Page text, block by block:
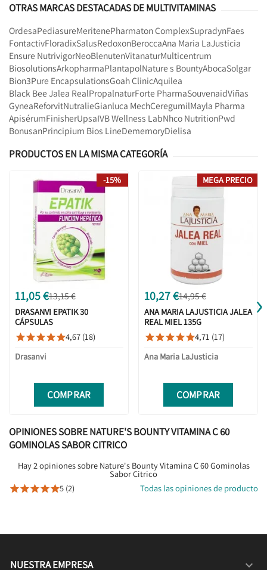
OTRAS MARCAS DESTACADAS DE MULTIVITAMINAS
OrdesaPediasureMeritenePharmaton ComplexSupradynFaes
FontactivFloradixSalusRedoxonBeroccaAna Maria LaJusticia
Ensure NutrivigorNeoBlenutenVitanaturMulticentrum
BiosolutionsArkopharmaPlantapolNature s BountyAbocaSolgar
Bion3Pure EncapsulationsGoah ClinicAquilea
Black Bee Jalea RealPropalnaturForte PharmaSouvenaidViñas
GyneaReforvitNutralieGianluca MechCeregumilMayla Pharma
ApisérumFinisherUpsaIVB Wellness LabNhco NutritionPwd
BonusanPrincipium Bios LineDememoryDielisa
PRODUCTOS EN LA MISMA CATEGORÍA
11,05 €13,15 €
DRASANVI EPATIK 30
CÁPSULAS
4,67 (18)
Drasanvi
COMPRAR
-15%
10,27 €14,95 €
ANA MARIA LAJUSTICIA JALEA
REAL MIEL 135G
4,71 (17)
Ana Maria LaJusticia
COMPRAR
MEGA PRECIO
›
OPINIONES SOBRE NATURE'S BOUNTY VITAMINA C 60
GOMINOLAS SABOR CITRICO
Hay 2 opiniones sobre Nature's Bounty Vitamina C 60 Gominolas
Sabor Citrico
5 (2) Todas las opiniones de producto
NUESTRA EMPRESA 